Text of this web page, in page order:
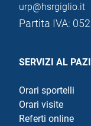
urp@hsrgiglio.it
Partita IVA:
SERVIZI AL
Orari sportelli
Orari visite
Referti online